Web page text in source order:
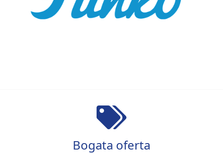
Bogata oferta